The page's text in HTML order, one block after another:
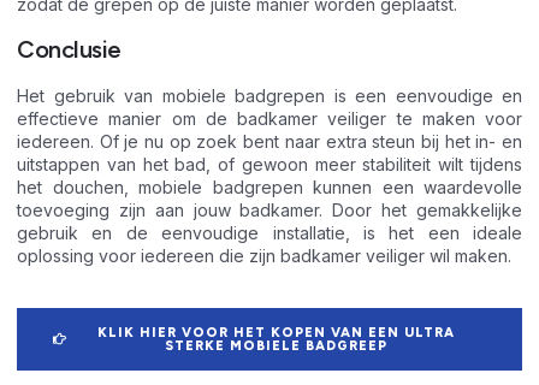
zodat de grepen op de juiste manier worden geplaatst.
Conclusie
Het gebruik van mobiele badgrepen is een eenvoudige en
effectieve manier om de badkamer veiliger te maken voor
iedereen. Of je nu op zoek bent naar extra steun bij het in- en
uitstappen van het bad, of gewoon meer stabiliteit wilt tijdens
het douchen, mobiele badgrepen kunnen een waardevolle
toevoeging zijn aan jouw badkamer. Door het gemakkelijke
gebruik en de eenvoudige installatie, is het een ideale
oplossing voor iedereen die zijn badkamer veiliger wil maken.
KLIK HIER VOOR HET KOPEN VAN EEN ULTRA
STERKE MOBIELE BADGREEP